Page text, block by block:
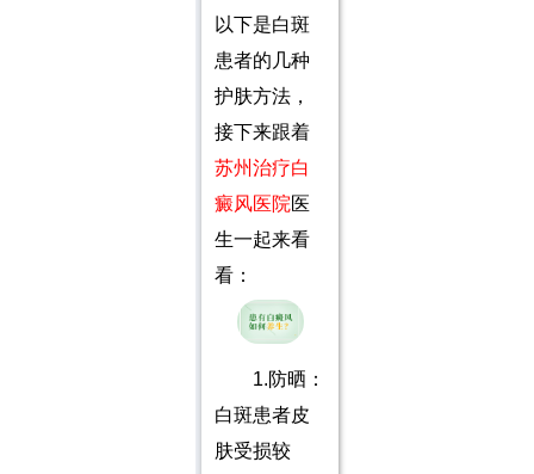
以下是白斑
患者的几种
护肤方法，
接下来跟着
苏州治疗白
癜风医院医
生一起来看
看：
1.防晒：
白斑患者皮
肤受损较